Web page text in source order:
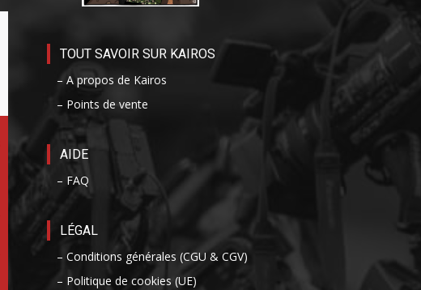
TOUT SAVOIR SUR KAIROS
– A propos de Kairos
– Points de vente
AIDE
– FAQ
LÉGAL
– Conditions générales (CGU & CGV)
– Politique de cookies (UE)